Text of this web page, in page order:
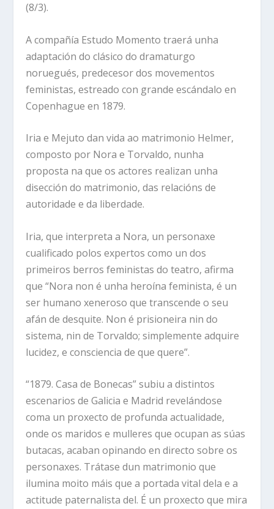
(8/3).
A compañía Estudo Momento traerá unha
adaptación do clásico do dramaturgo
noruegués, predecesor dos movementos
feministas, estreado con grande escándalo en
Copenhague en 1879.
Iria e Mejuto dan vida ao matrimonio Helmer,
composto por Nora e Torvaldo, nunha
proposta na que os actores realizan unha
disección do matrimonio, das relacións de
autoridade e da liberdade.
Iria, que interpreta a Nora, un personaxe
cualificado polos expertos como un dos
primeiros berros feministas do teatro, afirma
que “Nora non é unha heroína feminista, é un
ser humano xeneroso que transcende o seu
afán de desquite. Non é prisioneira nin do
sistema, nin de Torvaldo; simplemente adquire
lucidez, e consciencia de que quere”.
“1879. Casa de Bonecas” subiu a distintos
escenarios de Galicia e Madrid revelándose
coma un proxecto de profunda actualidade,
onde os maridos e mulleres que ocupan as súas
butacas, acaban opinando en directo sobre os
personaxes. Trátase dun matrimonio que
ilumina moito máis que a portada vital dela e a
actitude paternalista del. É un proxecto que mira